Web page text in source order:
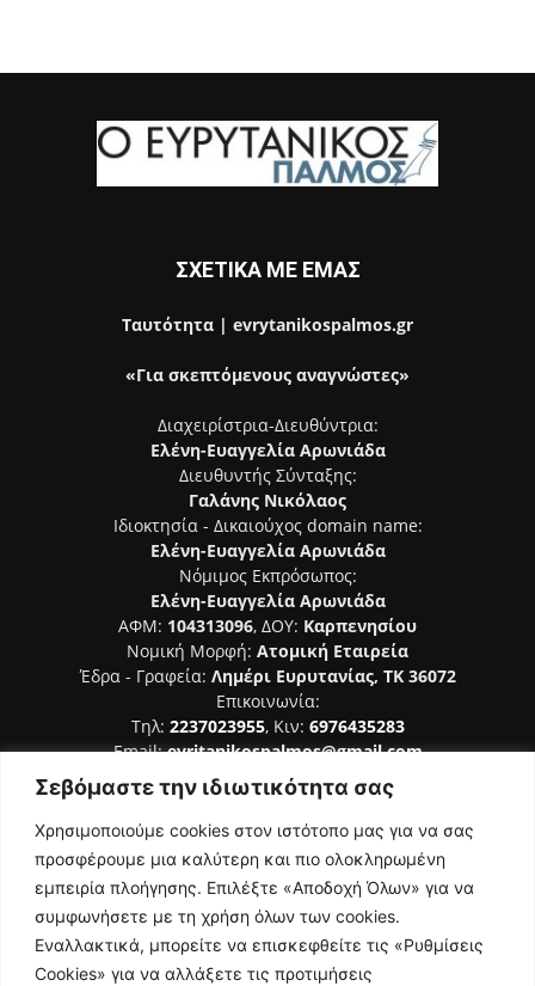
Σεβόμαστε την ιδιωτικότητα σας
Χρησιμοποιούμε cookies στον ιστότοπο μας για να σας
προσφέρουμε μια καλύτερη και πιο ολοκληρωμένη
εμπειρία πλοήγησης. Επιλέξτε «Αποδοχή Όλων» για να
συμφωνήσετε με τη χρήση όλων των cookies.
Εναλλακτικά, μπορείτε να επισκεφθείτε τις «Ρυθμίσεις
Cookies» για να αλλάξετε τις προτιμήσεις
ΣΧΕΤΙΚΑ ΜΕ ΕΜΑΣ
Ταυτότητα | evrytanikospalmos.gr
«Για σκεπτόμενους αναγνώστες»
Διαχειρίστρια-Διευθύντρια:
Ελένη-Ευαγγελία Αρωνιάδα
Διευθυντής Σύνταξης:
Γαλάνης Νικόλαος
Ιδιοκτησία - Δικαιούχος domain name:
Ελένη-Ευαγγελία Αρωνιάδα
Νόμιμος Εκπρόσωπος:
Ελένη-Ευαγγελία Αρωνιάδα
ΑΦΜ: 104313096, ΔΟΥ: Καρπενησίου
Νομική Μορφή: Ατομική Εταιρεία
Έδρα - Γραφεία: Λημέρι Ευρυτανίας, ΤΚ 36072
Επικοινωνία:
Τηλ: 2237023955, Κιν: 6976435283
Email:evritanikospalmos@gmail.com
Αριθμός Πιστοποίησης Μ.Η.Τ. 242044
ΑΚΟΛΟΥΘΗΣΕ ΜΑΣ